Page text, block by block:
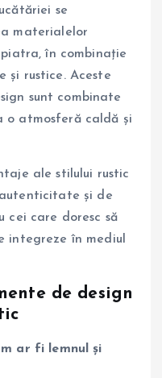
se
materialelor
în combinație
și rustice. Aceste
sunt combinate
o atmosferă caldă și
ale stilului rustic
și de
cei care doresc să
integreze în mediul
de design
ar fi lemnul și